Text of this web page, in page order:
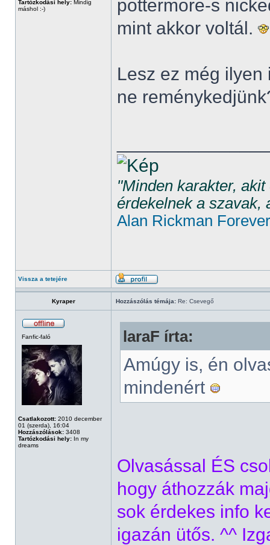
Tartózkodási hely: Mindig
máshol :-)
pottermore-s
mint akkor voltál.
Lesz ez még
ne
"Minden karakter,
érdekelnek a szavak,
Alan Rickman Forever
Vissza a tetejére
Kyraper Hozzászólás témája: Re: Csevegő
Fanfic-faló
Csatlakozott: 2010 december
01 (szerda), 16:04
Hozzászólások: 3408
Tartózkodási hely: In my
dreams
laraF írta:
Amúgy is, én
mindenért
Olvasással ÉS
hogy áthozzák
sok érdekes info
igazán ütős. ^^